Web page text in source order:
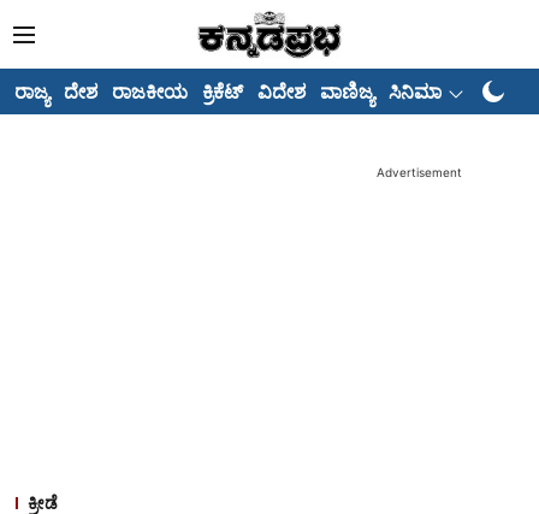
ರಾಜ್ಯ ದೇಶ ರಾಜಕೀಯ ಕ್ರಿಕೆಟ್ ವಿದೇಶ ವಾಣಿಜ್ಯ ಸಿನಿಮಾ
Advertisement
ಕ್ರೀಡೆ